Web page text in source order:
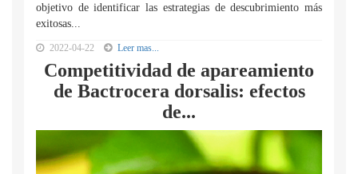
objetivo de identificar las estrategias de descubrimiento más
exitosas...
2022-04-22 Leer mas...
Competitividad de apareamiento
de Bactrocera dorsalis: efectos
de...